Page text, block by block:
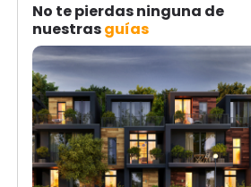
No te pierdas ninguna de
nuestrasguías